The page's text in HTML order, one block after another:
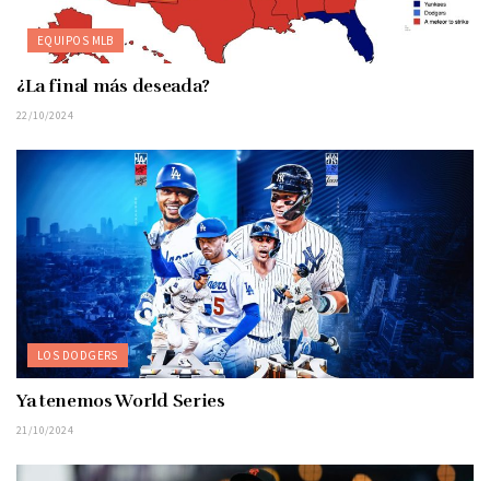
EQUIPOS MLB
¿La final más deseada?
22/10/2024
LOS DODGERS
Ya tenemos World Series
21/10/2024